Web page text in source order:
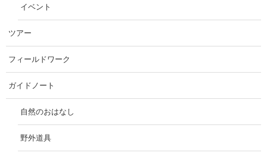
イベント
ツアー
フィールドワーク
ガイドノート
自然のおはなし
野外道具